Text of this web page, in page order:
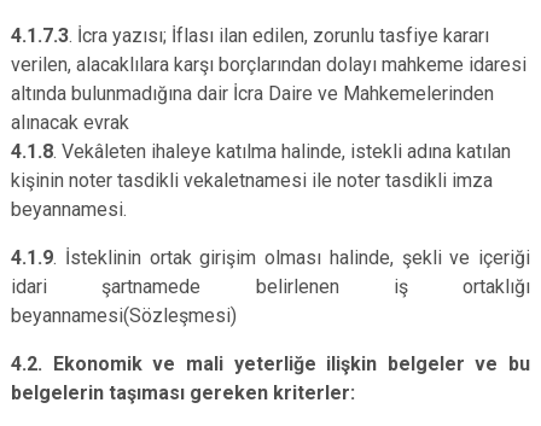
4.1.7.3. İcra yazısı; İflası ilan edilen, zorunlu tasfiye kararı
verilen, alacaklılara karşı borçlarından dolayı mahkeme idaresi
altında bulunmadığına dair İcra Daire ve Mahkemelerinden
alınacak evrak
4.1.8. Vekâleten ihaleye katılma halinde, istekli adına katılan
kişinin noter tasdikli vekaletnamesi ile noter tasdikli imza
beyannamesi.
4.1.9. İsteklinin ortak girişim olması halinde, şekli ve içeriği
idari şartnamede belirlenen iş ortaklığı
beyannamesi(Sözleşmesi)
4.2. Ekonomik ve mali yeterliğe ilişkin belgeler ve bu
belgelerin taşıması gereken kriterler: